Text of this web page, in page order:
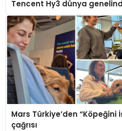
Tencent Hy3 dünya
Mars Türkiye’den “Köpeğini
çağrısı